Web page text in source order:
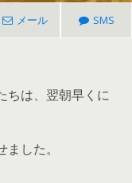
メール SMS
ちは、翌朝早くに
した。